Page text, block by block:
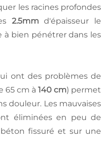
les racines profondes
2.5mm d'épaisseur le
à bien pénétrer dans les
ont des problèmes de
65 cm à 140 cm) permet
douleur. Les mauvaises
éliminées en peu de
fissuré et sur une